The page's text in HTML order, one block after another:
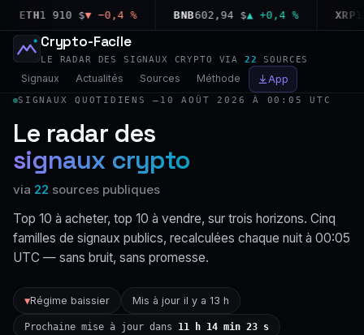
1 910 $▼ −0,4 % 602,94 $▲ +0,4 % 1,03
Crypto-Facile
LE RADAR DES SIGNAUX CRYPTO VIA 22 SOURCES
Signaux Actualités Sources Méthode App
SIGNAUX QUOTIDIENS — 10 AOÛT 2026 À 00:05 UTC
Le radar des
signaux crypto
via 22 sources publiques
Top 10 à acheter, top 10 à vendre, sur trois horizons. Cinq
familles de signaux publics, recalculées chaque nuit à 00:05
UTC — sans bruit, sans promesse.
▼Régime baissier Mis à jour il y a 13 h
Prochaine mise à jour dans 11 h 14 min 22 s